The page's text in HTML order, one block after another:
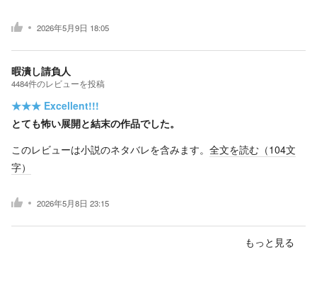
2026年5月9日 18:05
暇潰し請負人
4484件のレビューを投稿
★★★ Excellent!!!
とても怖い展開と結末の作品でした。
このレビューは小説のネタバレを含みます。 全文を読む（104文
字）
2026年5月8日 23:15
もっと見る